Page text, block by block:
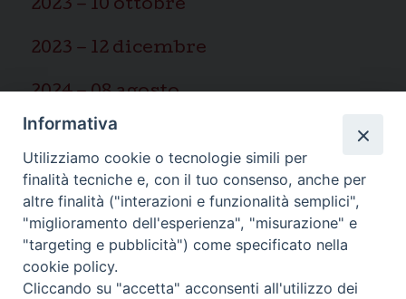
2023 – 10 ottobre
2023 – 12 dicembre
2024 – 08 agosto
2025 – 03 marzo
Informativa
Utilizziamo cookie o tecnologie simili per
finalità tecniche e, con il tuo consenso, anche per
altre finalità ("interazioni e funzionalità semplici",
"miglioramento dell'esperienza", "misurazione" e
"targeting e pubblicità") come specificato nella
cookie policy.
Cliccando su "accetta" acconsenti all'utilizzo dei